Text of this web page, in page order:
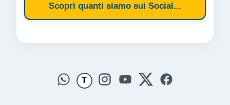
Scopri quanti siamo sui Social...
T